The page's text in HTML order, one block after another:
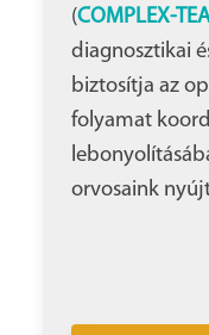
(COMPLEX-
diagnosztikai
biztosítja az
folyamat
orvosaink